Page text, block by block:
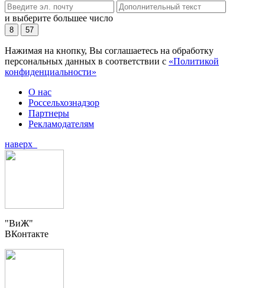
и выберите большее число
8 57
Нажимая на кнопку, Вы соглашаетесь на обработку
персональных данных в соответствии с «Политикой
конфиденциальности»
О нас
Россельхознадзор
Партнеры
Рекламодателям
наверх
"ВиЖ"
ВКонтакте